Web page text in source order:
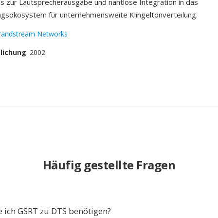
zur Lautsprecherausgabe und nahtlose Integration in das
für unternehmensweite Klingeltonverteilung.
Networks
: 2002
Häufig gestellte Fragen
GSRT zu DTS benötigen?